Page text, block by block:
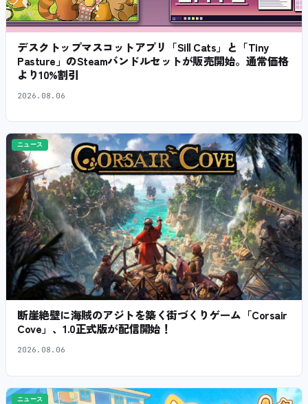
デスクトップマスコットアプリ「Sill Cats」と「Tiny
Pasture」のSteamバンドルセットが販売開始。通常価格
より10%割引
2026.08.06
ニュース
断崖絶壁に海賊のアジトを築く街づくりゲーム「Corsair
Cove」、1.0正式版が配信開始！
2026.08.06
ニュース